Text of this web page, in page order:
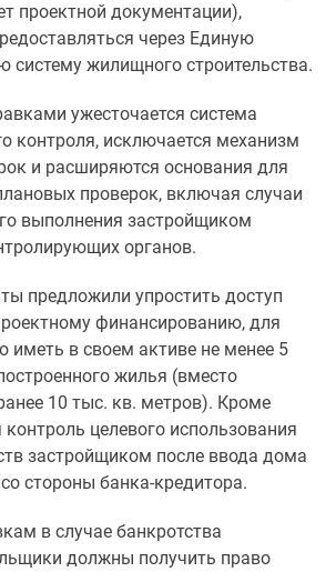
проектной документации),
через Единую
систему жилищного строительства.
ужесточается система
контроля, исключается механизм
и расширяются основания для
проверок, включая случаи
выполнения застройщиком
органов.
предложили упростить доступ
финансированию, для
иметь в своем активе не менее 5
жилья (вместо
10 тыс. кв. метров). Кроме
контроль целевого использования
застройщиком после ввода дома
стороны банка-кредитора.
в случае банкротства
должны получить право